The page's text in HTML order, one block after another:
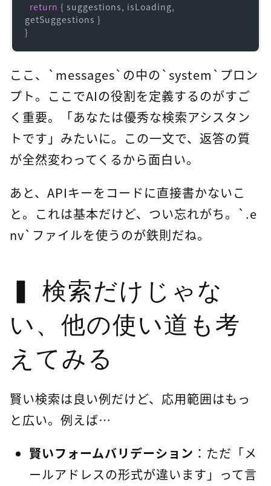
return { suggestions, isLoading,
getSuggestions }
ここ、`messages`の中の`system`プロン
プト。ここでAIの役割を定義するのがすご
く重要。「あなたは優秀な検索アシスタン
トです」みたいに。この一文で、返答の質
が全然変わってくるから面白い。
あと、APIキーをコードに直接書かないこ
と。これは基本だけど、つい忘れがち。`.e
nv`ファイルを使うのが鉄則だね。
検索だけじゃな
い、他の使い道も考
えてみる
賢い検索は良い例だけど、応用範囲はもっ
と広い。例えば…
賢いフォームバリデーション ：ただ「メ
ールアドレスの形式が違います」って言